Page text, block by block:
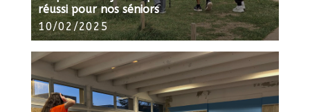
réussi pour nos séniors
10/02/2025